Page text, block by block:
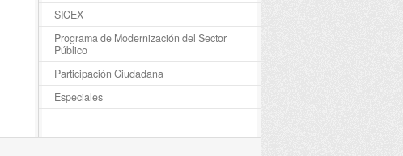
SICEX
Programa de Modernización del Sector
Público
Participación Ciudadana
Especiales